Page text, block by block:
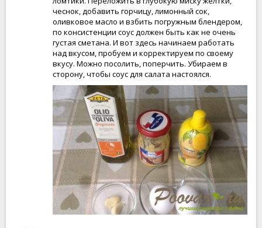
чеснок, добавить горчицу, лимонный сок,
оливковое масло и взбить погружным блендером,
по консистенции соус должен быть как не очень
густая сметана. И вот здесь начинаем работать
над вкусом, пробуем и корректируем по своему
вкусу. Можно посолить, поперчить. Убираем в
сторону, чтобы соус для салата настоялся.